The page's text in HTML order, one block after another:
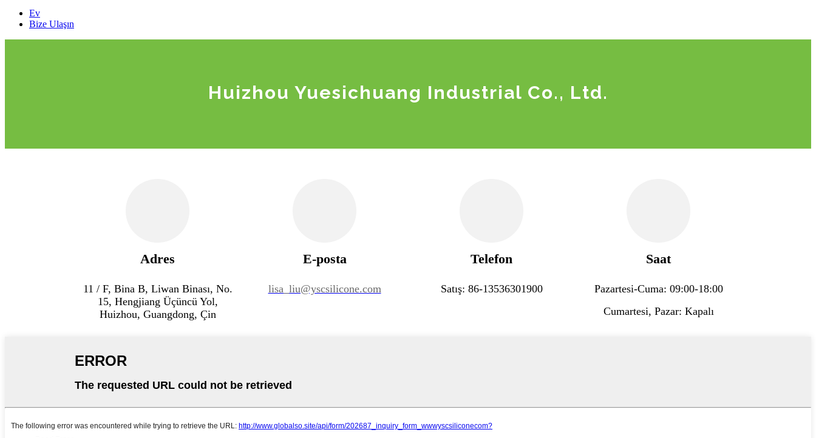
Ev
Bize Ulaşın
Huizhou Yuesichuang Industrial Co., Ltd.
Adres
11 / F, Bina B, Liwan Binası, No.
15, Hengjiang Üçüncü Yol,
Huizhou, Guangdong, Çin
E-posta
lisa_liu@yscsilicone.com
Telefon
Satış: 86-13536301900
Saat
Pazartesi-Cuma: 09:00-18:00
Cumartesi, Pazar: Kapalı